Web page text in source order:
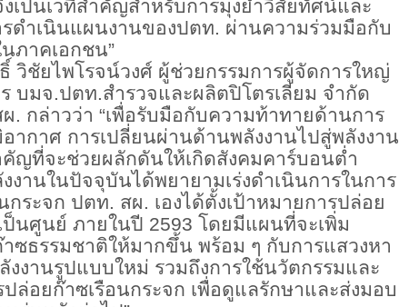
งเป็นเวทีสำคัญสำหรับการมุ่งย้ำวิสัยทัศน์และ
ดำเนินแผนงานของปตท. ผ่านความร่วมมือกับ
ภาคเอกชน”
ชัยไพโรจน์วงศ์ ผู้ช่วยกรรมการผู้จัดการใหญ่
บมจ.ปตท.สำรวจและผลิตปิโตรเลียม จำกัด
. กล่าวว่า “เพื่อรับมือกับความท้าทายด้านการ
ากาศ การเปลี่ยนผ่านด้านพลังงานไปสู่พลังงาน
ญที่จะช่วยผลักดันให้เกิดสังคมคาร์บอนต่ำ
งานในปัจจุบันได้พยายามเร่งดำเนินการในการ
ระจก ปตท. สผ. เองได้ตั้งเป้าหมายการปล่อย
ป็นศูนย์ ภายในปี 2593 โดยมีแผนที่จะเพิ่ม
ซธรรมชาติให้มากขึ้น พร้อม ๆ กับการแสวงหา
งงานรูปแบบใหม่ รวมถึงการใช้นวัตกรรมและ
ล่อยก๊าซเรือนกระจก เพื่อดูแลรักษาและส่งมอบ